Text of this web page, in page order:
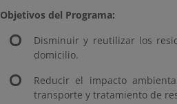
Objetivos del Programa:
Disminuir y reutilizar los
domicilio.
Reducir el impacto
transporte y tratamiento de